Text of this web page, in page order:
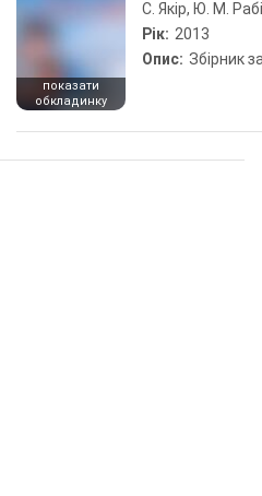
показати
обкладинку
С. Якір, Ю. М.
Рік: 2013
Опис: Збірник